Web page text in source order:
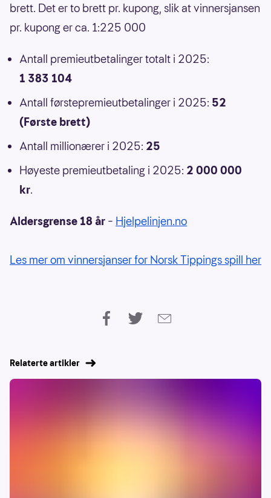
brett. Det er to brett pr. kupong, slik at vinnersjansen
pr. kupong er ca. 1:225 000
Antall premieutbetalinger totalt i 2025:
1 383 104
Antall førstepremieutbetalinger i 2025: 52
(Første brett)
Antall millionærer i 2025: 25
Høyeste premieutbetaling i 2025: 2 000 000
kr.
Aldersgrense 18 år – Hjelpelinjen.no
Les mer om vinnersjanser for Norsk Tippings spill her
Relaterte artikler